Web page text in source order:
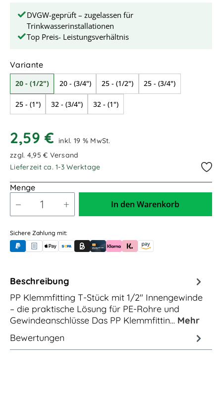
DVGW-geprüft – zugelassen für
Trinkwasserinstallationen
Top Preis- Leistungsverhältnis
Varianteauswählen
20 - (1/2") 20 - (3/4") 25 - (1/2") 25 - (3/4")
25 - (1") 32 - (3/4") 32 - (1")
2,59 €
inkl. 19 % MwSt.
zzgl. 4,95 € Versand
Lieferzeit ca. 1-3 Werktage
Menge
In den Warenkorb
Sichere Zahlung mit:
PayPalRechnungskauf (für Behörden)
Apple PayBanküberweisung (vorab)
Rechnungskauf (Billie)
Kreditkarte
Rechnung oder Ratenkauf (Klarna)
Sofortüberweisung (Klarna)
Amazon Pay
Beschreibung
PP Klemmfitting T-Stück mit 1/2" Innengewinde
– die praktische Lösung für PE-Rohre und
Gewindeanschlüsse Das PP Klemmfittin… Mehr
Bewertungen